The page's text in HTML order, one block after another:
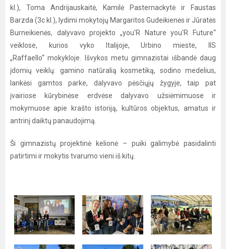
kl.), Toma Andrijauskaitė, Kamilė Pasternackytė ir Faustas
Barzda (3c kl.), lydimi mokytojų Margaritos Gudeikienės ir Jūratės
Burneikienės, dalyvavo projekto „you'R Nature you'R Future“
veiklose, kurios vyko Italijoje, Urbino mieste, IIS
„Raffaello“ mokykloje. Išvykos metu gimnazistai išbandė daug
įdomių veiklų: gamino natūralią kosmetiką, sodino medelius,
lankėsi gamtos parke, dalyvavo pėsčiųjų žygyje, taip pat
įvairiose kūrybinėse erdvėse dalyvavo užsiėmimuose ir
mokymuose apie krašto istoriją, kultūros objektus, amatus ir
antrinį daiktų panaudojimą.
Ši gimnazistų projektinė kelionė – puiki galimybė pasidalinti
patirtimi ir mokytis tvarumo vieni iš kitų.